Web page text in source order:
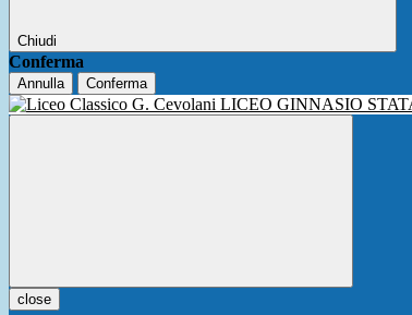
Chiudi
Conferma
Annulla Conferma
LICEO GINNASIO
close